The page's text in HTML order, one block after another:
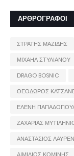
ΑΡΘΡΟΓΡΑΦΟΙ
ΣΤΡΑΤΗΣ ΜΑΖΙΔΗΣ
ΜΙΧΑΗΛ ΣΤΥΛΙΑΝΟΥ
DRAGO BOSNIC
ΘΕΟΔΩΡΟΣ
ΕΛΕΝΗ
ΖΑΧΑΡΙΑΣ
ΑΝΑΣΤΑΣΙΟΣ